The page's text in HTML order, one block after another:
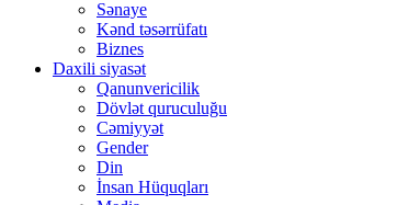
Sənaye
Kənd təsərrüfatı
Biznes
Daxili siyasət
Qanunvericilik
Dövlət quruculuğu
Cəmiyyət
Gender
Din
İnsan Hüquqları